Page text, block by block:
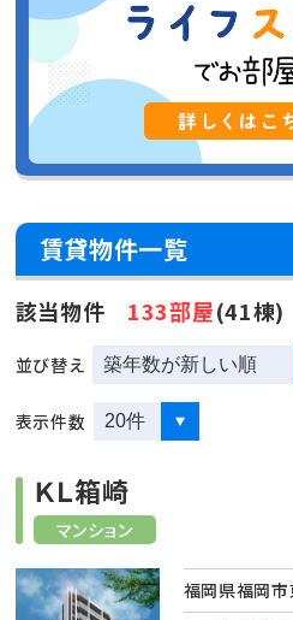
賃貸物件一覧
該当物件 133部屋(41棟)
並び替え
表示件数
マンション
ＫＬ箱崎
福岡県福岡